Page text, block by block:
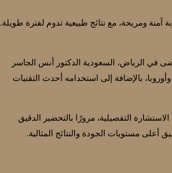
ومريحة، مع نتائج طبيعية تدوم لفترة طويلة.
في الرياض، السعودية الدكتور أنس الجاسر
بالإضافة إلى استخدامه أحدث التقنيات
التفصيلية، مرورًا بالتحضير الدقيق
أعلى مستويات الجودة والنتائج المثالية.